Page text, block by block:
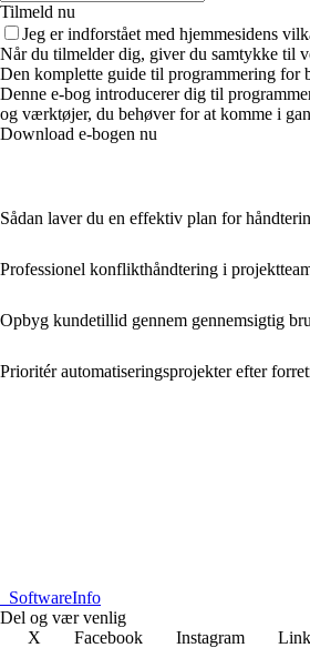
Tilmeld nu
Jeg er indforstået med hjemmesidens
Når du tilmelder dig, giver du samtykke til
Den komplette guide til programmering for
Denne e-bog introducerer dig til
og værktøjer, du behøver for at komme i
Download e-bogen nu
Sådan laver du en effektiv plan for
Professionel konflikthåndtering i
Opbyg kundetillid gennem gennemsigtig
Prioritér automatiseringsprojekter efter
SoftwareInfo
Del og vær venlig
X
Facebook Instagram